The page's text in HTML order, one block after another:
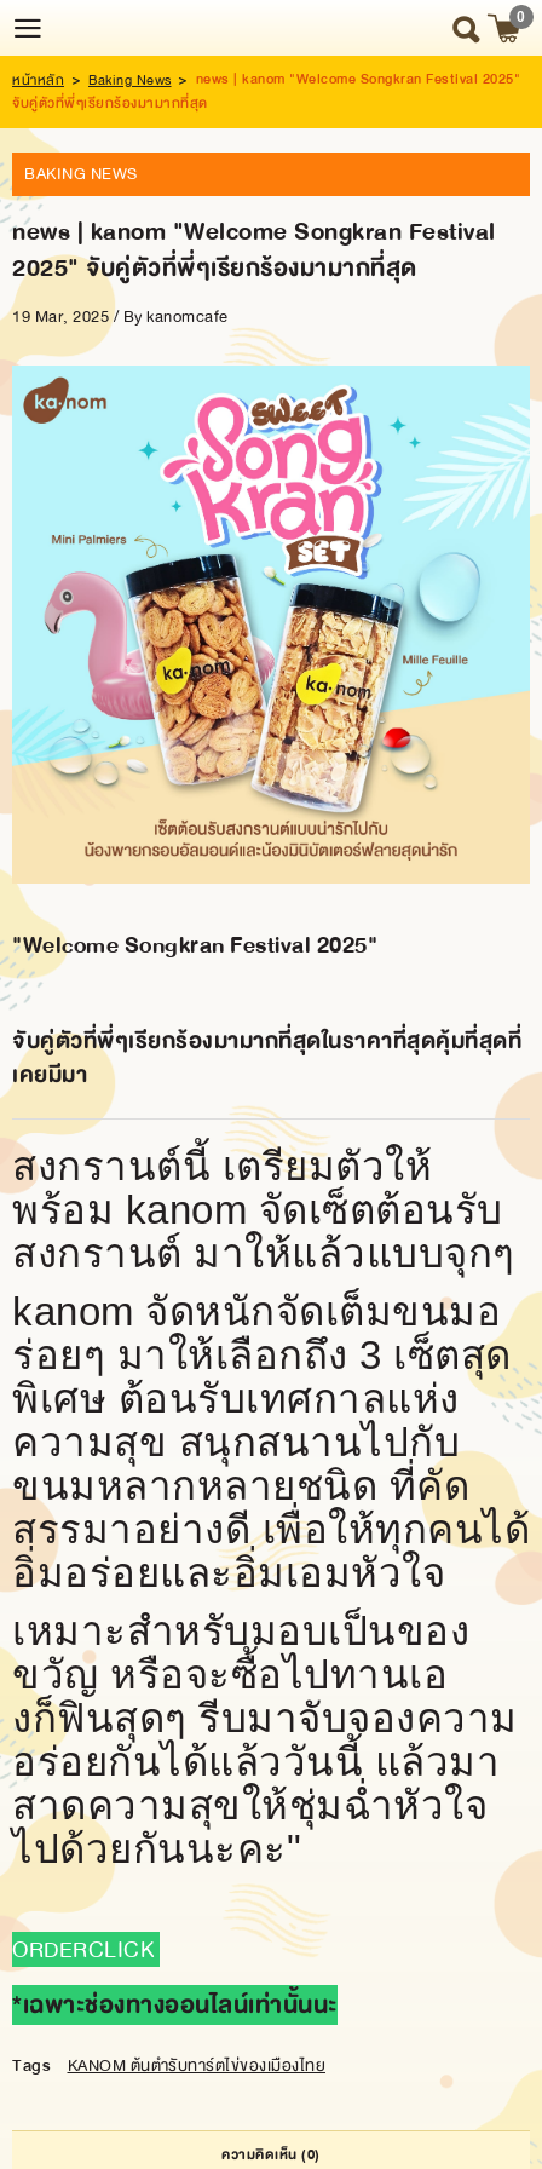
Login
Register
HOME
NEWS
UPDATE
ABOUT
US
SNACK
BOX
BRANCH
CONTACT
US
0
หน้าหลัก > Baking News > news | kanom "Welcome Songkran Festival 2025"
จับคู่ตัวที่พี่ๆเรียกร้องมามากที่สุด
BAKING NEWS
news | kanom "Welcome Songkran Festival
2025" จับคู่ตัวที่พี่ๆเรียกร้องมามากที่สุด
19 Mar, 2025 / Bykanomcafe
"Welcome Songkran Festival 2025"
จับคู่ตัวที่พี่ๆเรียกร้องมามากที่สุดในราคาที่สุดคุ้มที่สุดที่
เคยมีมา
สงกรานต์นี้ เตรียมตัวให้
พร้อม kanom จัดเซ็ตต้อนรับ
สงกรานต์ มาให้แล้วแบบจุกๆ
kanom จัดหนักจัดเต็มขนมอ
ร่อยๆ มาให้เลือกถึง 3 เซ็ตสุด
พิเศษ ต้อนรับเทศกาลแห่ง
ความสุข สนุกสนานไปกับ
ขนมหลากหลายชนิด ที่คัด
สรรมาอย่างดี เพื่อให้ทุกคนได้
อิ่มอร่อยและอิ่มเอมหัวใจ
เหมาะสำหรับมอบเป็นของ
ขวัญ หรือจะซื้อไปทานเอ
งก็ฟินสุดๆ รีบมาจับจองความ
อร่อยกันได้แล้ววันนี้ แล้วมา
สาดความสุขให้ชุ่มฉ่ำหัวใจ
ไปด้วยกันนะคะ"
ORDERCLICK
*เฉพาะช่องทางออนไลน์เท่านั้นนะ
Tags KANOM ต้นตำรับทาร์ตไข่ของเมืองไทย
ความคิดเห็น(0)